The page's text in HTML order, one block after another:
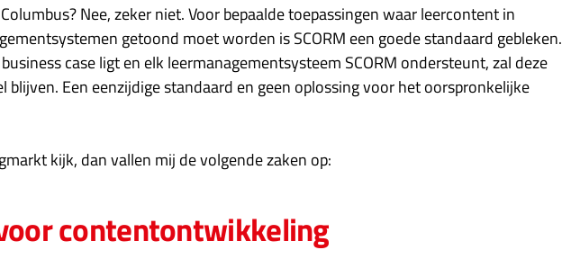
Nee, zeker niet. Voor bepaalde toepassingen waar leercontent in
getoond moet worden is SCORM een goede standaard gebleken.
case ligt en elk leermanagementsysteem SCORM ondersteunt, zal deze
blijven. Een eenzijdige standaard en geen oplossing voor het oorspronkelijke
kijk, dan vallen mij de volgende zaken op:
contentontwikkeling